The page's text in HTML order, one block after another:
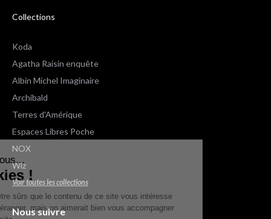
c'est nous...
Cookies !
attendu d'être sûrs que le contenu de ce site vous intéresse
de vous déranger, mais on aimerait bien vous accompagner
Collections
Koda
Agatha Raisin enquête
Albin Michel Imaginaire
Archibald
Terres d'Amérique
Espaces Libres Poche
NOX
Wiz
Voir toutes les collections
Nous suivre